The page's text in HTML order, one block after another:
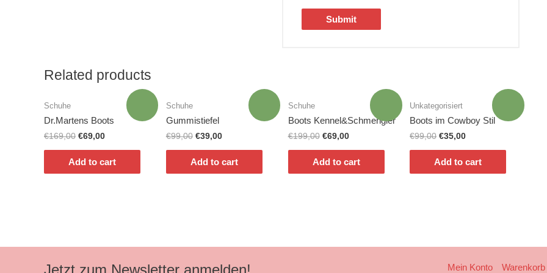
Related products
Schuhe
Dr.Martens Boots
€169,00 €69,00
Add to cart
Schuhe
Gummistiefel
€99,00 €39,00
Add to cart
Schuhe
Boots Kennel&Schmengler
€199,00 €69,00
Add to cart
Unkategorisiert
Boots im Cowboy Stil
€99,00 €35,00
Add to cart
Jetzt zum Newsletter anmelden! Mein Konto Warenkorb